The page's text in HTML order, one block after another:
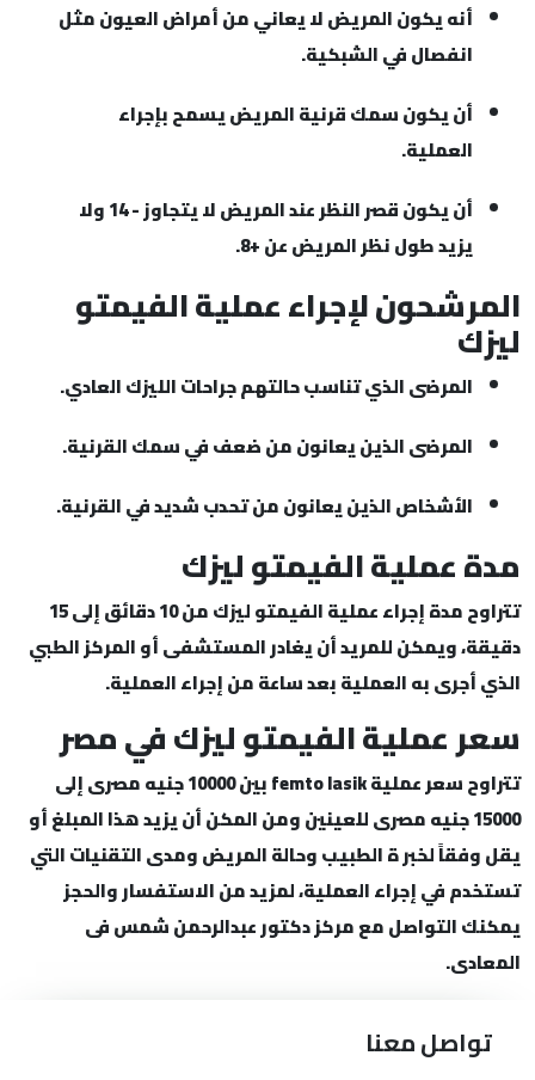
أنه يكون المريض لا يعاني من أمراض العيون مثل
انفصال في الشبكية.
أن يكون سمك قرنية المريض يسمح بإجراء
العملية.
أن يكون قصر النظر عند المريض لا يتجاوز - 14 ولا
يزيد طول نظر المريض عن +8.
المرشحون لإجراء عملية الفيمتو
ليزك
المرضى الذي تناسب حالتهم جراحات الليزك العادي.
المرضى الذين يعانون من ضعف في سمك القرنية.
الأشخاص الذين يعانون من تحدب شديد في القرنية.
مدة عملية الفيمتو ليزك
تتراوح مدة إجراء عملية الفيمتو ليزك من 10 دقائق إلى 15
دقيقة، ويمكن للمريد أن يغادر المستشفى أو المركز الطبي
الذي أجرى به العملية بعد ساعة من إجراء العملية.
سعر عملية الفيمتو ليزك في مصر
تتراوح سعر عملية femto lasik بين 10000 جنيه مصرى إلى
15000 جنيه مصرى للعينين ومن المكن أن يزيد هذا المبلغ أو
يقل وفقاً لخبر ة الطبيب وحالة المريض ومدى التقنيات التي
تستخدم في إجراء العملية، لمزيد من الاستفسار والحجز
يمكنك التواصل مع مركز دكتور عبدالرحمن شمس فى
المعادى.
تواصل معنا